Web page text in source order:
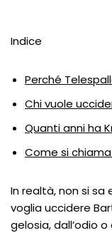
Indice
Perché
Chi vuole
Quanti anni ha
Come si
In realtà, non si
voglia uccidere
gelosia, dall’odio